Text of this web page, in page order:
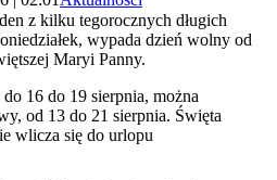
z kilku tegorocznych długich
wypada dzień wolny od
Maryi Panny.
16 do 19 sierpnia, można
od 13 do 21 sierpnia. Święta
wlicza się do urlopu